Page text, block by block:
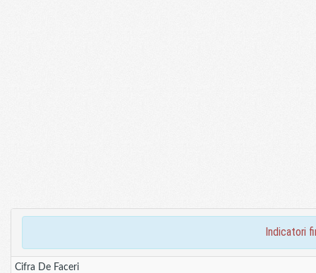
indicatori
Cifra De Faceri